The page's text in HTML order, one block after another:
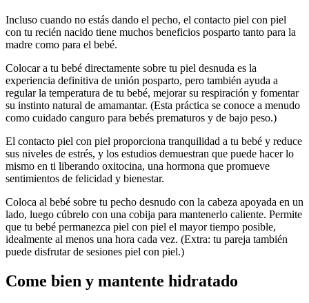
Incluso cuando no estás dando el pecho, el contacto piel con piel
con tu recién nacido tiene muchos beneficios posparto tanto para la
madre como para el bebé.
Colocar a tu bebé directamente sobre tu piel desnuda es la
experiencia definitiva de unión posparto, pero también ayuda a
regular la temperatura de tu bebé, mejorar su respiración y fomentar
su instinto natural de amamantar. (Esta práctica se conoce a menudo
como cuidado canguro para bebés prematuros y de bajo peso.)
El contacto piel con piel proporciona tranquilidad a tu bebé y reduce
sus niveles de estrés, y los estudios demuestran que puede hacer lo
mismo en ti liberando oxitocina, una hormona que promueve
sentimientos de felicidad y bienestar.
Coloca al bebé sobre tu pecho desnudo con la cabeza apoyada en un
lado, luego cúbrelo con una cobija para mantenerlo caliente. Permite
que tu bebé permanezca piel con piel el mayor tiempo posible,
idealmente al menos una hora cada vez. (Extra: tu pareja también
puede disfrutar de sesiones piel con piel.)
Come bien y mantente hidratado